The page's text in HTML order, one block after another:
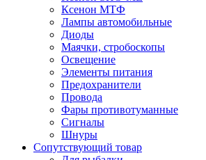
Ксенон МТФ
Лампы автомобильные
Диоды
Маячки, стробоскопы
Освещение
Элементы питания
Предохранители
Провода
Фары противотуманные
Сигналы
Шнуры
Сопутствующий товар